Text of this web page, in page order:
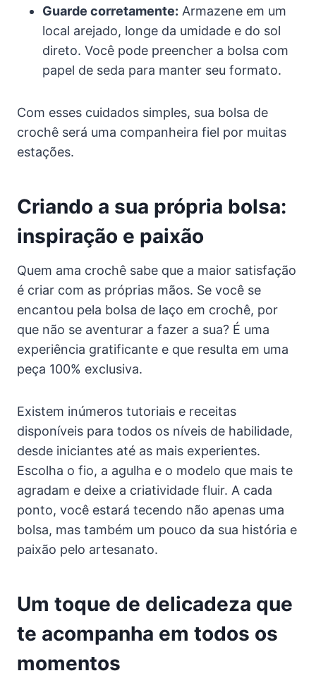
Guarde corretamente: Armazene em um
local arejado, longe da umidade e do sol
direto. Você pode preencher a bolsa com
papel de seda para manter seu formato.
Com esses cuidados simples, sua bolsa de
crochê será uma companheira fiel por muitas
estações.
Criando a sua própria bolsa:
inspiração e paixão
Quem ama crochê sabe que a maior satisfação
é criar com as próprias mãos. Se você se
encantou pela bolsa de laço em crochê, por
que não se aventurar a fazer a sua? É uma
experiência gratificante e que resulta em uma
peça 100% exclusiva.
Existem inúmeros tutoriais e receitas
disponíveis para todos os níveis de habilidade,
desde iniciantes até as mais experientes.
Escolha o fio, a agulha e o modelo que mais te
agradam e deixe a criatividade fluir. A cada
ponto, você estará tecendo não apenas uma
bolsa, mas também um pouco da sua história e
paixão pelo artesanato.
Um toque de delicadeza que
te acompanha em todos os
momentos